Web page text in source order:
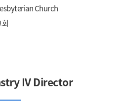
Church
IV Director